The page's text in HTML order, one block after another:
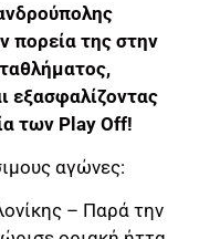
πορεία της στην
εξασφαλίζοντας
των Play Off!
αγώνες:
– Παρά την